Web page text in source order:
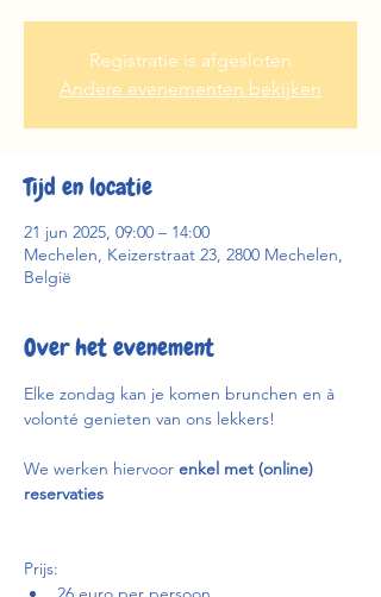
Registratie is afgesloten
Andere evenementen bekijken
Tijd en locatie
21 jun 2025, 09:00 – 14:00
Mechelen, Keizerstraat 23, 2800 Mechelen,
België
Over het evenement
Elke zondag kan je komen brunchen en à
volonté genieten van ons lekkers!
We werken hiervoor enkel met (online)
reservaties
Prijs: